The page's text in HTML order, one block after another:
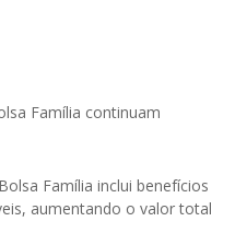
Família continuam
Família inclui benefícios
aumentando o valor total